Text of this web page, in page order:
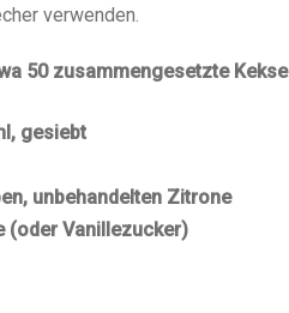
verwenden.
50 zusammengesetzte
gesiebt
unbehandelten Zitrone
(oder Vanillezucker)